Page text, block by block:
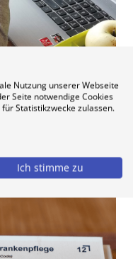
Nutzung unserer Webseite
Seite notwendige Cookies
Statistikzwecke zulassen.
Ich stimme zu